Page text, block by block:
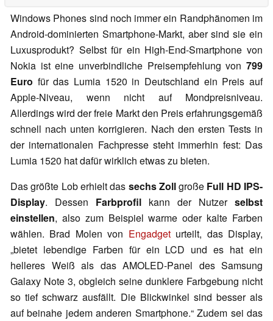
Windows Phones sind noch immer ein Randphänomen im
Android-dominierten Smartphone-Markt, aber sind sie ein
Luxusprodukt? Selbst für ein High-End-Smartphone von
Nokia ist eine unverbindliche Preisempfehlung von 799
Euro für das Lumia 1520 in Deutschland ein Preis auf
Apple-Niveau, wenn nicht auf Mondpreisniveau.
Allerdings wird der freie Markt den Preis erfahrungsgemäß
schnell nach unten korrigieren. Nach den ersten Tests in
der internationalen Fachpresse steht immerhin fest: Das
Lumia 1520 hat dafür wirklich etwas zu bieten.
Das größte Lob erhielt das sechs Zollgroße Full HD IPS-
Display. Dessen Farbprofil kann der Nutzer selbst
einstellen, also zum Beispiel warme oder kalte Farben
wählen. Brad Molen von Engadgeturteilt, das Display,
„bietet lebendige Farben für ein LCD und es hat ein
helleres Weiß als das AMOLED-Panel des Samsung
Galaxy Note 3, obgleich seine dunklere Farbgebung nicht
so tief schwarz ausfällt. Die Blickwinkel sind besser als
auf beinahe jedem anderen Smartphone.“ Zudem sei das